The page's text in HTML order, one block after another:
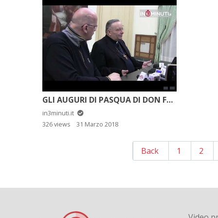
GLI AUGURI DI PASQUA DI DON FRANCO MONTENEGRO, ARCIVESCOVO DI AGRIGENTO
in3minuti.it
326 views
31 Marzo 2018
Back 1 2